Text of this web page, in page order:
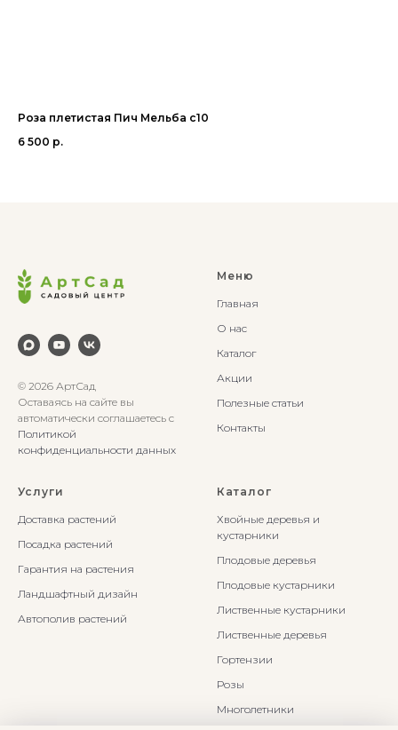
Роза плетистая Пич Мельба с10
6 500 р.
© 2026 АртСад
Оставаясь на сайте вы
автоматически соглашаетесь с
Политикой
конфиденциальности данных
Меню
Главная
О нас
Каталог
Акции
Полезные статьи
Контакты
Услуги
Доставка растений
Посадка растений
Гарантия на растения
Ландшафтный дизайн
Автополив растений
Каталог
Хвойные деревья и
кустарники
Плодовые деревья
Плодовые кустарники
Лиственные кустарники
Лиственные деревья
Гортензии
Розы
Многолетники